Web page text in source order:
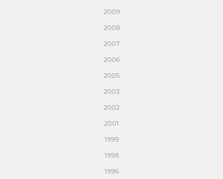
2009
2008
2007
2006
2005
2003
2002
2001
1999
1998
1996